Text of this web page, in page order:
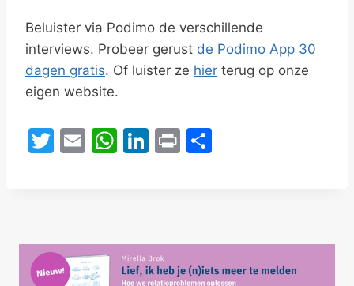
Beluister via Podimo de verschillende
interviews. Probeer gerust de Podimo App 30
dagen gratis. Of luister ze hier terug op onze
eigen website.
T
E
W
A
p
Li
dI
n
Pr